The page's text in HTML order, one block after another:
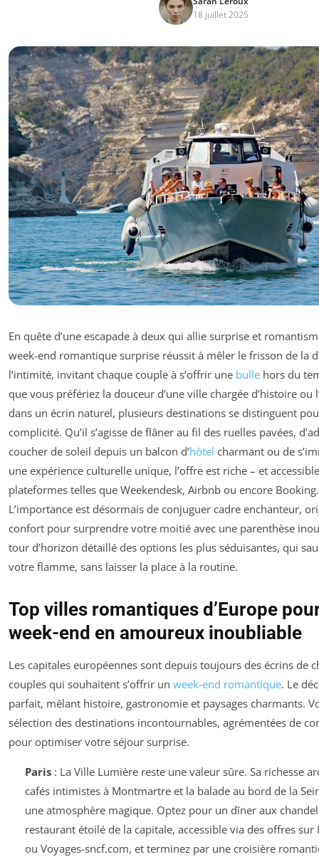
18 juillet 2025
En quête d’une escapade à deux qui allie surprise et
week-end romantique surprise réussit à mêler le frisson de la
l’intimité, invitant chaque couple à s’offrir une bulle hors du
que vous préfériez la douceur d’une ville chargée d’histoire ou
dans un écrin naturel, plusieurs destinations se distinguent
complicité. Qu’il s’agisse de flâner au fil des ruelles pavées,
coucher de soleil depuis un balcon d’hôtel charmant ou de
une expérience culturelle unique, l’offre est riche – et
plateformes telles que Weekendesk, Airbnb ou encore
L’importance est désormais de conjuguer cadre enchanteur,
confort pour surprendre votre moitié avec une parenthèse
tour d’horizon détaillé des options les plus séduisantes, qui
votre flamme, sans laisser la place à la routine.
Top villes romantiques d’Europe
week-end en amoureux inoubliable
Les capitales européennes sont depuis toujours des écrins de
couples qui souhaitent s’offrir un week-end romantique. Le
parfait, mêlant histoire, gastronomie et paysages charmants.
sélection des destinations incontournables, agrémentées de
pour optimiser votre séjour surprise.
Paris: La Ville Lumière reste une valeur sûre. Sa richesse
cafés intimistes à Montmartre et la balade au bord de la
une atmosphère magique. Optez pour un dîner aux
restaurant étoilé de la capitale, accessible via des offres
ou Voyages-sncf.com, et terminez par une croisière